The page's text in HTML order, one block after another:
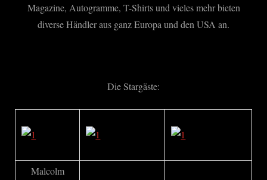
Magazine, Autogramme, T-Shirts und vieles mehr bieten
diverse Händler aus ganz Europa und den USA an.
Die Stargäste:
Malcolm